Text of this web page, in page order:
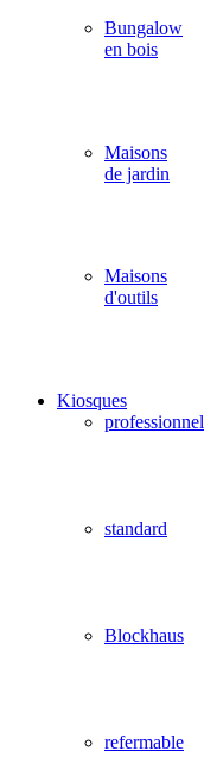
Bungalow
en bois
Maisons
de jardin
Maisons
d'outils
Kiosques
professionnel
standard
Blockhaus
refermable